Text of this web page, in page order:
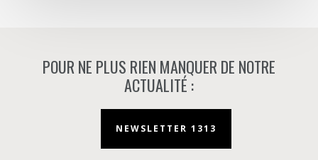
POUR NE PLUS RIEN MANQUER DE NOTRE
ACTUALITÉ :
NEWSLETTER 1313